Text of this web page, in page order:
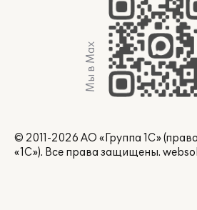
Мы в Max
© 2011-2026 АО «Группа 1С»
«1С»). Все права защищены.